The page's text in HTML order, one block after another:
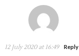
12 July 2020 at 16:49 Reply